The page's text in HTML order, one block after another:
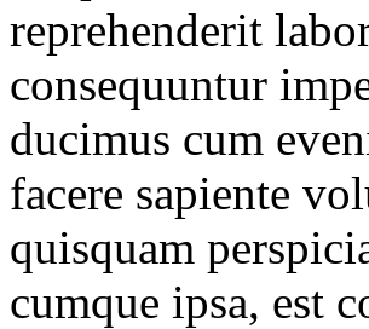
reprehenderit
consequuntur
ducimus cum
facere sapiente
quisquam
cumque ipsa, est